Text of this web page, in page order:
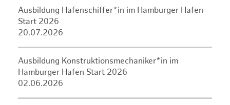
Ausbildung Hafenschiffer*in im Hamburger Hafen
Start 2026
20.07.2026
Ausbildung Konstruktionsmechaniker*in im
Hamburger Hafen Start 2026
02.06.2026